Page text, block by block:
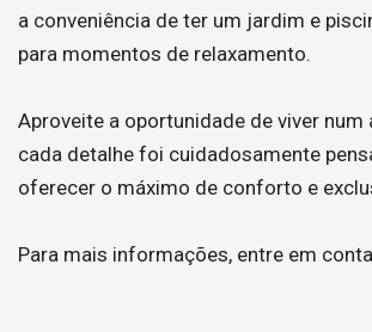
a conveniência de ter um jardim e
para momentos de relaxamento.
Aproveite a oportunidade de viver num
cada detalhe foi cuidadosamente
oferecer o máximo de conforto e
Para mais informações, entre em